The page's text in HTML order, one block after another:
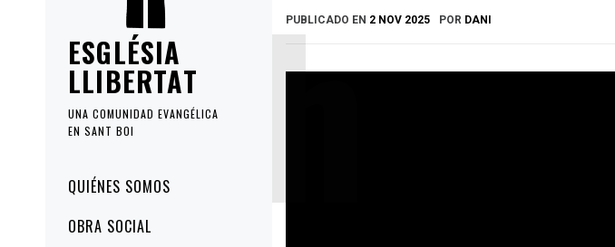
ESGLÉSIA
LLIBERTAT
UNA COMUNIDAD EVANGÉLICA
EN SANT BOI
principal
QUIÉNES SOMOS
OBRA SOCIAL
PUBLICADO EN 2 NOV 2025 POR DANI